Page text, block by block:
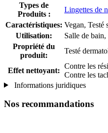
Types de
Produits :
Lingettes de
Caractéristiques: Vegan, Testé
Utilisation:
Salle de
Propriété du
produit:
Testé
Effet nettoyant:
Contre les
Contre les
Informations juridiques
Nos recommandations